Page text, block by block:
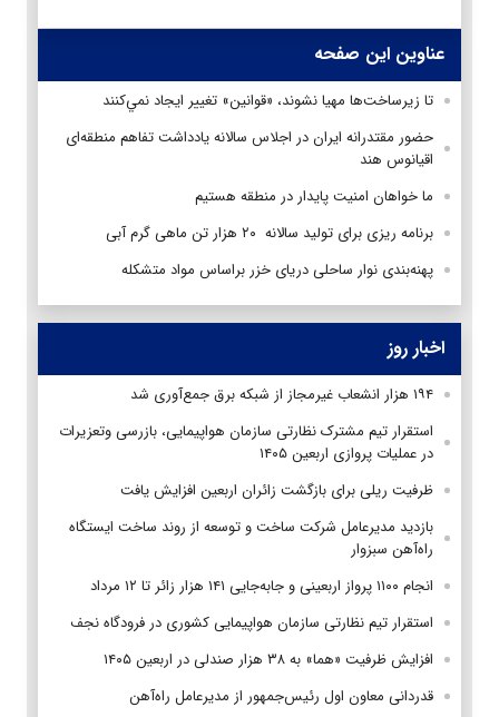
عناوین این صفحه
تا زيرساخت‌ها مهیا نشوند، «قوانين» تغيير ايجاد نمي‌كنند
حضور مقتدرانه ایران در اجلاس سالانه یادداشت تفاهم منطقه‌ای
اقیانوس هند
ما خواهان امنیت پایدار در منطقه هستیم
برنامه ریزی برای تولید سالانه ۲۰ هزار تن ماهی گرم آبی
پهنه‌بندی نوار ساحلی دریای خزر براساس مواد متشکله
اخبار روز
۱۹۴ هزار انشعاب غیرمجاز از شبکه برق جمع‌آوری شد
استقرار تیم مشترک نظارتی سازمان هواپیمایی، بازرسی وتعزیرات
در عملیات پروازی اربعین ۱۴۰۵
ظرفیت ریلی برای بازگشت زائران اربعین افزایش یافت
بازدید مدیرعامل شرکت ساخت و توسعه از روند ساخت ایستگاه
راه‌آهن سبزوار
انجام ۱۱۰۰ پرواز اربعینی و جابه‌جایی ۱۴۱ هزار زائر تا ۱۲ مرداد
استقرار تیم‌ نظارتی سازمان هواپیمایی کشوری در فرودگاه نجف
افزایش ظرفیت «هما» به ۳۸ هزار صندلی در اربعین ۱۴۰۵
قدردانی معاون اول رئیس‌جمهور از مدیرعامل راه‌آهن